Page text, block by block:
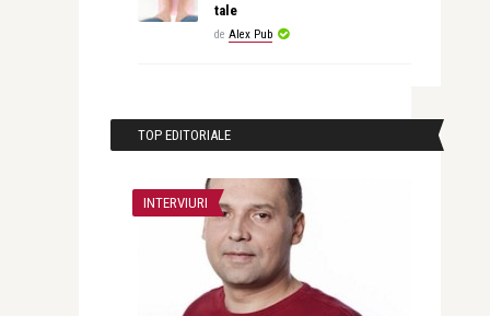
tale
de Alex Pub
TOP EDITORIALE
INTERVIURI